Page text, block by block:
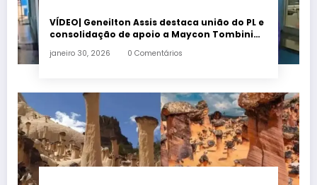
VÍDEO| Geneilton Assis destaca união do PL e
consolidação de apoio a Maycon Tombini
janeiro 30, 2026 0 Comentários